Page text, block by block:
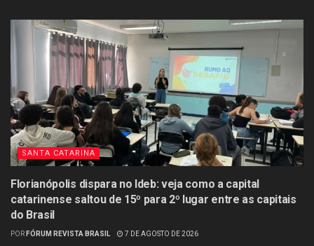
SANTA CATARINA
Florianópolis dispara no Ideb: veja como a capital
catarinense saltou de 15º para 2º lugar entre as capitais
do Brasil
POR FÓRUM REVISTA BRASIL 7 DE AGOSTO DE 2026